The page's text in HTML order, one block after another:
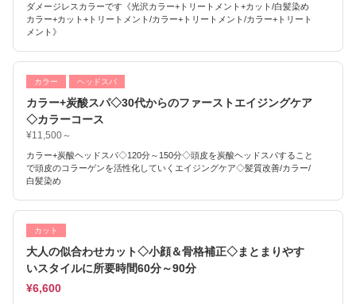
ダメージレスカラーです《光沢カラー+トリートメント+カット/白髪染め
カラー+カット+トリートメント/カラー+トリートメント/カラー+トリート
メント》
カラー ヘッドスパ
カラー+炭酸スパ◇30代からのファーストエイジングケア
◇カラーコース
¥11,500～
カラー+炭酸ヘッドスパ◇120分～150分◇頭皮を炭酸ヘッドスパすること
で頭皮のコラーゲンを活性化していくエイジングケア◇髪質改善/カラー/
白髪染め
カット
大人の似合わせカット◇小顔＆骨格補正◇まとまりやす
いスタイルに所要時間60分～90分
¥6,600